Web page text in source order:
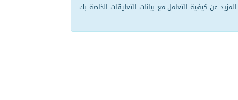
عن كيفية التعامل مع بيانات التعليقات الخاصة بك